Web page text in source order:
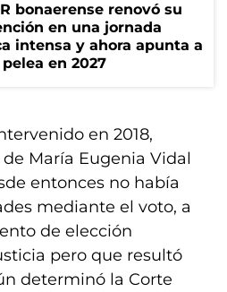
bonaerense renovó su
en una jornada
intensa y ahora apunta a
en 2027
en 2018,
María Eugenia Vidal
entonces no había
mediante el voto, a
de elección
pero que resultó
determinó la Corte